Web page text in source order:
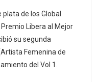
de los Global
Libera al Mejor
su segunda
Femenina de
del Vol 1.